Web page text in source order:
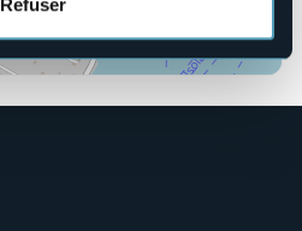
Refuser